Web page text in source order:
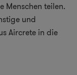
Menschen teilen.
und
Aircrete in die